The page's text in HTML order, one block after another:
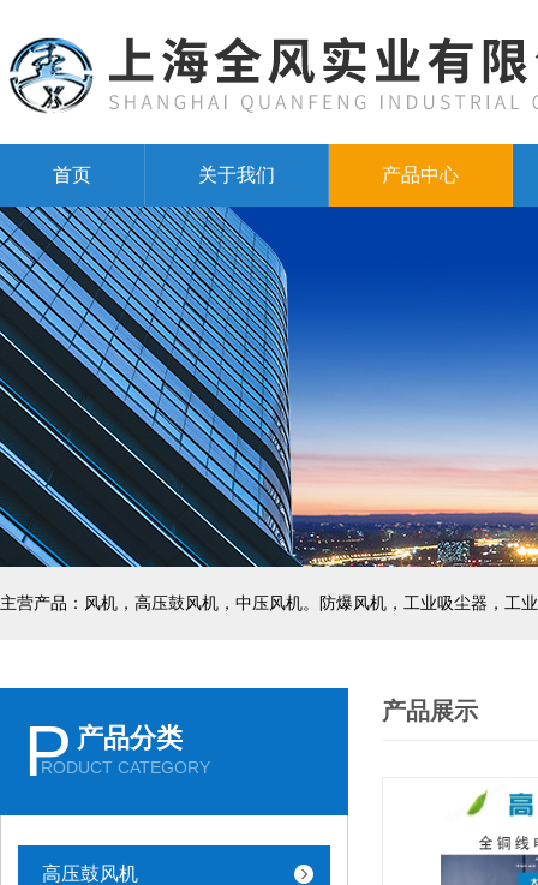
首页 关于我们 产品中心
主营产品：风机，高压鼓风机，中压风机。防爆风机，工业吸尘器，工
P 产品分类
RODUCT CATEGORY
高压鼓风机
产品展示